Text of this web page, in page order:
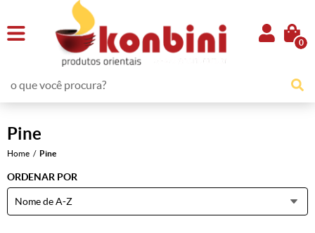
0
Pine
Home Pine
ORDENAR POR
Nome de A-Z